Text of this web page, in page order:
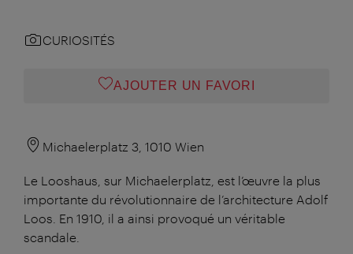
CURIOSITÉS
AJOUTER UN FAVORI
Michaelerplatz 3, 1010 Wien
Le Looshaus, sur Michaelerplatz, est l’œuvre la plus
importante du révolutionnaire de l’architecture Adolf
Loos. En 1910, il a ainsi provoqué un véritable
scandale.